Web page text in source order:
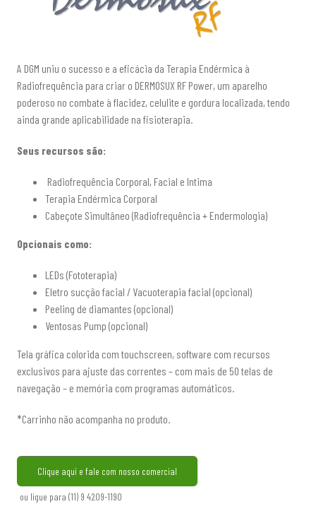
A DGM uniu o sucesso e a eficácia da Terapia Endérmica à
Radiofrequência para criar o DERMOSUX RF Power, um aparelho
poderoso no combate à flacidez, celulite e gordura localizada, tendo
ainda grande aplicabilidade na fisioterapia.
Seus recursos são:
­ Radiofrequência Corporal, Facial e Intima
Terapia Endérmica Corporal
Cabeçote Simultâneo (Radiofrequência + Endermologia)
Opcionais como:
LEDs (Fototerapia)
Eletro sucção facial / Vacuoterapia facial (opcional)
Peeling de diamantes (opcional)
Ventosas Pump (opcional)
Tela gráfica colorida com touchscreen, software com recursos
exclusivos para ajuste das correntes – com mais de 50 telas de
navegação – e memória com programas automáticos.
*Carrinho não acompanha no produto.
Clique aqui e fale com nosso comercial
ou ligue para (11) 9 4209-1190